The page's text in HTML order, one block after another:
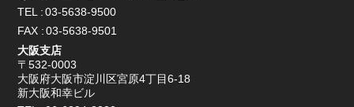
TEL
03-5638-9500
FAX
03-5638-9501
大阪支店
〒532-0003
大阪府大阪市淀川区宮原4丁目6-18
新大阪和幸ビル